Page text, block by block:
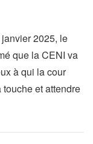
2025, le
que la CENI va
à qui la cour
touche et attendre